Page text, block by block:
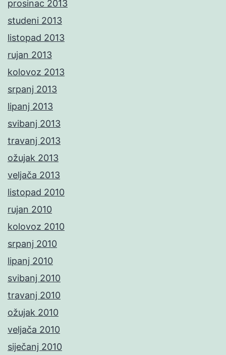
prosinac 2013
studeni 2013
listopad 2013
rujan 2013
kolovoz 2013
srpanj 2013
lipanj 2013
svibanj 2013
travanj 2013
ožujak 2013
veljača 2013
listopad 2010
rujan 2010
kolovoz 2010
srpanj 2010
lipanj 2010
svibanj 2010
travanj 2010
ožujak 2010
veljača 2010
siječanj 2010